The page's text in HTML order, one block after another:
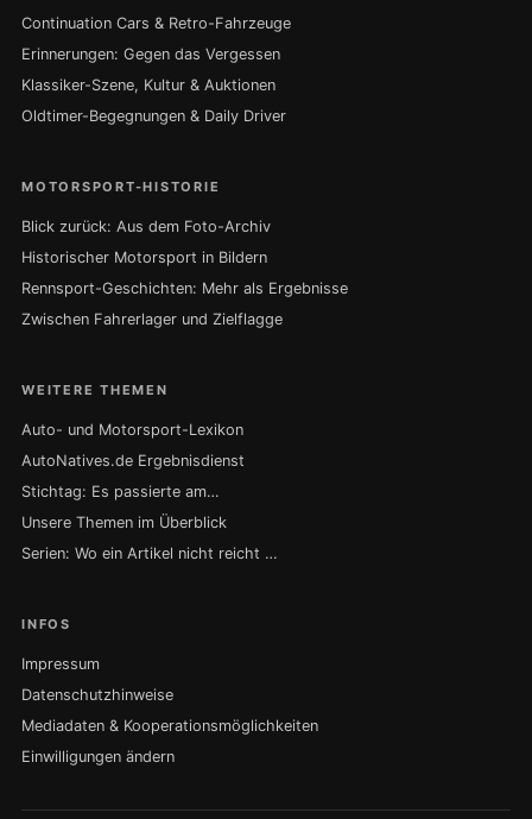
Continuation Cars & Retro-Fahrzeuge
Erinnerungen: Gegen das Vergessen
Klassiker-Szene, Kultur & Auktionen
Oldtimer-Begegnungen & Daily Driver
MOTORSPORT-HISTORIE
Blick zurück: Aus dem Foto-Archiv
Historischer Motorsport in Bildern
Rennsport-Geschichten: Mehr als Ergebnisse
Zwischen Fahrerlager und Zielflagge
WEITERE THEMEN
Auto- und Motorsport-Lexikon
AutoNatives.de Ergebnisdienst
Stichtag: Es passierte am…
Unsere Themen im Überblick
Serien: Wo ein Artikel nicht reicht …
INFOS
Impressum
Datenschutzhinweise
Mediadaten & Kooperationsmöglichkeiten
Einwilligungen ändern